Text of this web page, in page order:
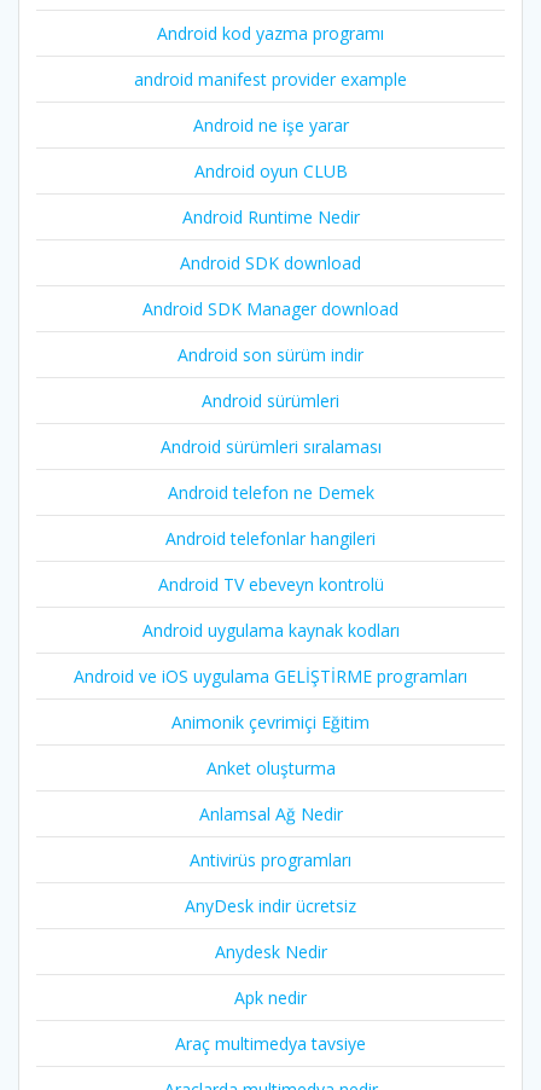
Android kod yazma programı
android manifest provider example
Android ne işe yarar
Android oyun CLUB
Android Runtime Nedir
Android SDK download
Android SDK Manager download
Android son sürüm indir
Android sürümleri
Android sürümleri sıralaması
Android telefon ne Demek
Android telefonlar hangileri
Android TV ebeveyn kontrolü
Android uygulama kaynak kodları
Android ve iOS uygulama GELİŞTİRME programları
Animonik çevrimiçi Eğitim
Anket oluşturma
Anlamsal Ağ Nedir
Antivirüs programları
AnyDesk indir ücretsiz
Anydesk Nedir
Apk nedir
Araç multimedya tavsiye